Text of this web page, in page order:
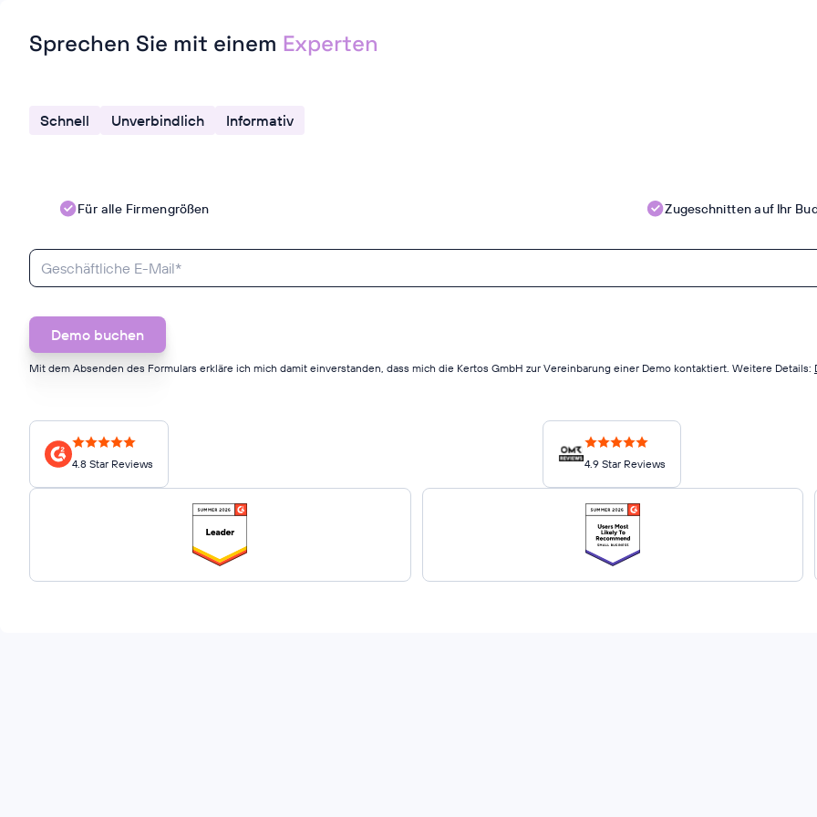
Sprechen Sie mit einem Experten
Schnell Unverbindlich Informativ
Für alle Firmengrößen Zugeschnitten auf Ihr
Mit dem Absenden des Formulars erkläre ich mich damit einverstanden, dass mich die Kertos GmbH zur Vereinbarung einer Demo kontaktiert. Weitere Details:
4.8 Star Reviews 4.9 Star Reviews